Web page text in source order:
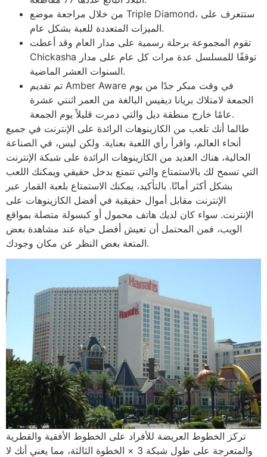
من خلال مراجعة موضع Triple Diamond، ستتعرف على
الميزات المتعددة للعبة بشكل عام.
تقوم المجموعة برحلة رسمية على مدار العام وقد أعطت
Chickasha توقفًا للمسلسل عدة مرات كل عام على مدار
السنوات العشر الماضية.
تم تقديم Amber Aware في وقت مبكر جدًا من يوم
الجمعة لامتلاك بريانا ديفيس البالغة من العمر اثنتي عشرة
عامًا خارج منطقة ديل والتي دمرت قليلاً يوم الجمعة.
طالما أنك تلعب من الكازينوهات الرائدة على الإنترنت في جميع
أنحاء العالم، واقرأ رأي اللعبة بعناية. ولكن ليس، في الصناعة
الحالية، هناك العديد من الكازينوهات الرائدة على شبكة الإنترنت
التي تسمح لك بالاستمتاع والتي تتمتع بدخل حقيقي ويمكنك اللعب
بشكل أكثر أمانًا. بالتأكيد، يمكنك الاستمتاع بلعبة القمار عبر
الإنترنت مقابل أموال حقيقية في أفضل الكازينوهات على
الإنترنت. سواء كان لديك هاتف محمول أو كبسولة متصلة بمواقع
الويب، فمن المحتمل أن تعيش أفضل حياة عند مشاهدة بعض
المتعة بغض النظر عن مكان وجودك.
تركز الخطوط العريضة للأفراد على الخطوط الأفقية والقطرية
والمتعرجة على طول شبكة 3 × الخطوة الثالثة، مما يعني أنك لا